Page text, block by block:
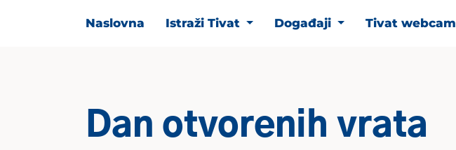
Naslovna Istraži Tivat Događaji Tivat webcam
Dan otvorenih vrata